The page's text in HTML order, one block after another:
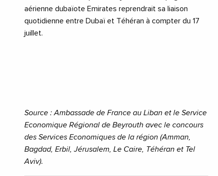
aérienne dubaïote Emirates reprendrait sa liaison
quotidienne entre Dubaï et Téhéran à compter du 17
juillet.
Source : Ambassade de France au Liban et le Service
Economique Régional de Beyrouth avec le concours
des Services Economiques de la région (Amman,
Bagdad, Erbil, Jérusalem, Le Caire, Téhéran et Tel
Aviv).